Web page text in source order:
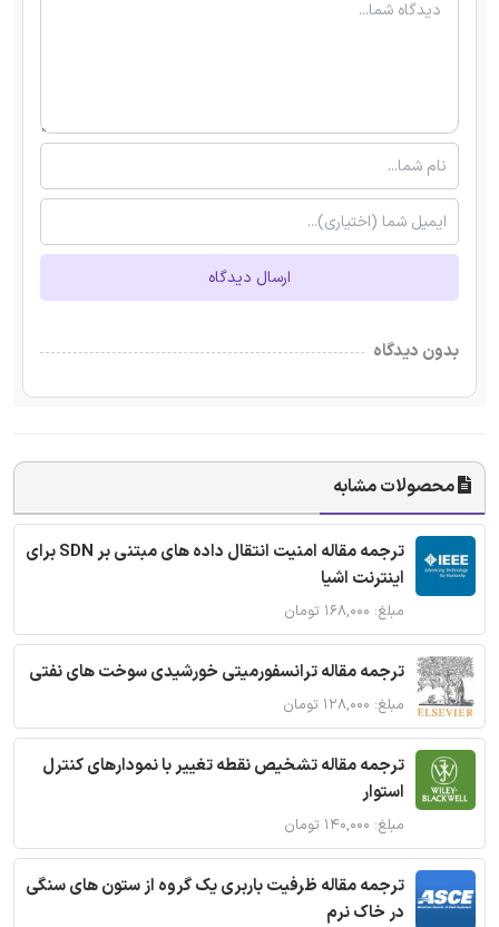
ارسال دیدگاه
بدون دیدگاه
محصولات مشابه
ترجمه مقاله امنیت انتقال داده های مبتنی بر SDN برای
اینترنت اشیا
مبلغ: ۱۶۸,۰۰۰ تومان
ترجمه مقاله ترانسفورمیتی خورشیدی سوخت های نفتی
مبلغ: ۱۲۸,۰۰۰ تومان
ترجمه مقاله تشخیص نقطه تغییر با نمودارهای کنترل
استوار
مبلغ: ۱۴۰,۰۰۰ تومان
ترجمه مقاله ظرفیت باربری یک گروه از ستون های سنگی
در خاک نرم